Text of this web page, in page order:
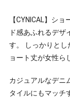
【CYNICAL】シ
ド感あふれるデザ
す。 しっかりと
ョート丈が女性ら
カジュアルなデニ
タイルにもマッチ